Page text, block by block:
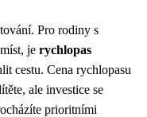
Pro rodiny s
je rychlopas
cestu. Cena rychlopasu
ale investice se
prioritními